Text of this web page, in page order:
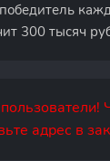
300 тысяч
адрес в